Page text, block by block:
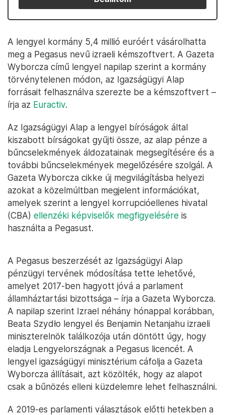
A lengyel kormány 5,4 millió euróért vásárolhatta
meg a Pegasus nevű izraeli kémszoftvert. A Gazeta
Wyborcza című lengyel napilap szerint a kormány
törvénytelenen módon, az Igazságügyi Alap
forrásait felhasználva szerezte be a kémszoftvert –
írja az Euractiv.
Az Igazságügyi Alap a lengyel bíróságok által
kiszabott bírságokat gyűjti össze, az alap pénze a
bűncselekmények áldozatainak megsegítésére és a
további bűncselekmények megelőzésére szolgál. A
Gazeta Wyborcza cikke új megvilágításba helyezi
azokat a közelmúltban megjelent információkat,
amelyek szerint a lengyel korrupcióellenes hivatal
(CBA) ellenzéki képviselők megfigyelésére is
használta a Pegasust.
A Pegasus beszerzését az Igazságügyi Alap
pénzügyi tervének módosítása tette lehetővé,
amelyet 2017-ben hagyott jóvá a parlament
államháztartási bizottsága – írja a Gazeta Wyborcza.
A napilap szerint Izrael néhány hónappal korábban,
Beata Szydło lengyel és Benjamin Netanjahu izraeli
miniszterelnök találkozója után döntött úgy, hogy
eladja Lengyelországnak a Pegasus licencét. A
lengyel igazságügyi minisztérium cáfolja a Gazeta
Wyborcza állításait, azt közölték, hogy az alapot
csak a bűnözés elleni küzdelemre lehet felhasználni.
A 2019-es parlamenti választások előtti hetekben a